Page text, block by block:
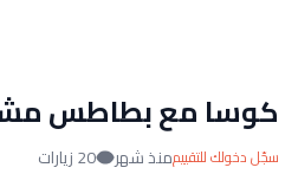
كوسا مع بطاطس
سجّل دخولك للتقييممنذ شهر 20 زيارات